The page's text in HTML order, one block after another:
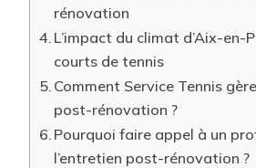
rénovation
L’impact du climat d’Aix-en-
courts de tennis
Comment Service Tennis
post-rénovation ?
Pourquoi faire appel à un
l’entretien post-rénovation ?